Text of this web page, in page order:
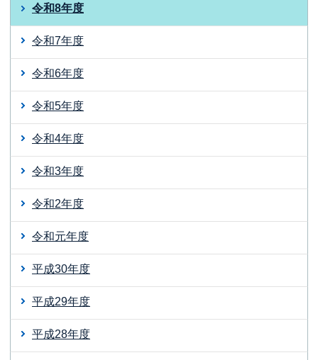
令和8年度
令和7年度
令和6年度
令和5年度
令和4年度
令和3年度
令和2年度
令和元年度
平成30年度
平成29年度
平成28年度